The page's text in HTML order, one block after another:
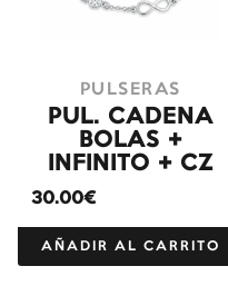
PULSERAS
PUL. CADENA
BOLAS +
INFINITO + CZ
30.00€
AÑADIR AL CARRITO